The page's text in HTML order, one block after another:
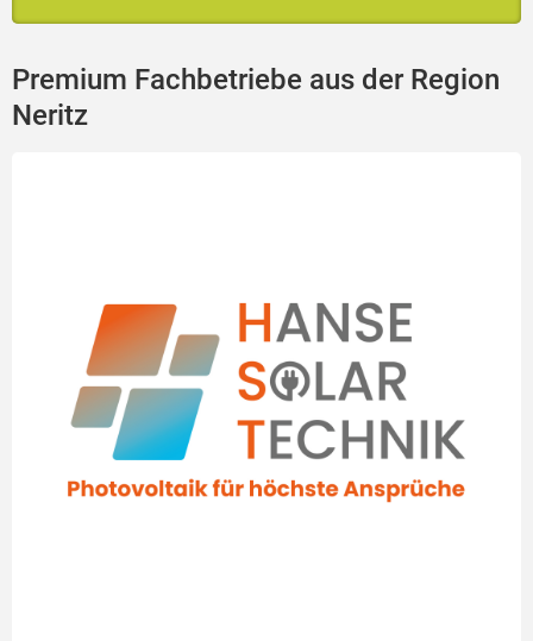
Premium Fachbetriebe aus der Region
Neritz